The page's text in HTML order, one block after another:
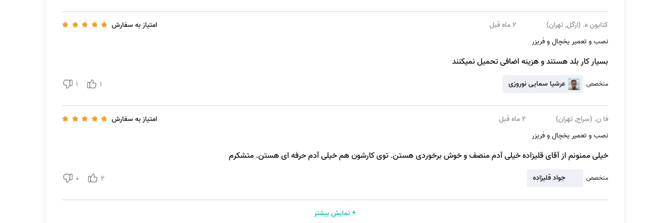
گرم شدن یخچال از دلایل نیاز به تعمیر یخچال ال جی
کتایون ه. (ازگل, تهران) 2 ماه قبل
امتیاز به سفارش
نصب و تعمیر یخچال و فریزر
بسیار کار بلد هستند و هزینه اضافی تحمیل نمیکنند
متخصص عرشیا سمایی نوروزی 1
1
فا ن. (سراج, تهران) 2 ماه قبل
امتیاز به سفارش
نصب و تعمیر یخچال و فریزر
خیلی ممنونم از آقای قلیزاده خیلی آدم منصف و خوش برخوردی هستن. توی کارشون هم خیلی آدم حرفه ای هستن. متشکرم
متخصص جواد قلیزاده 2
0
+ نمایش بیشتر